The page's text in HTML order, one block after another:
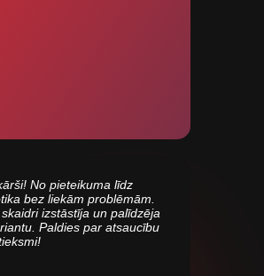
No pieteikuma līdz
bez liekām problēmām.
izstāstīja un palīdzēja
Paldies par atsaucību